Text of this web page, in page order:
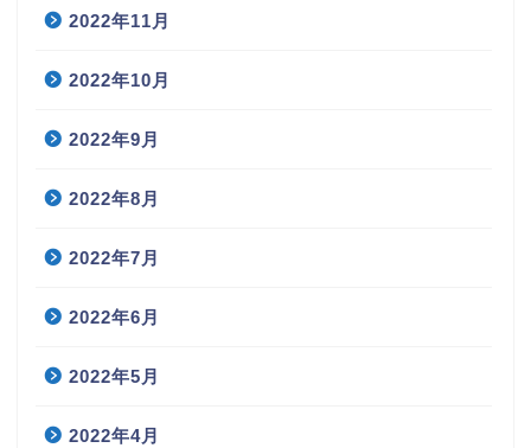
2022年11月
2022年10月
2022年9月
2022年8月
2022年7月
2022年6月
2022年5月
2022年4月